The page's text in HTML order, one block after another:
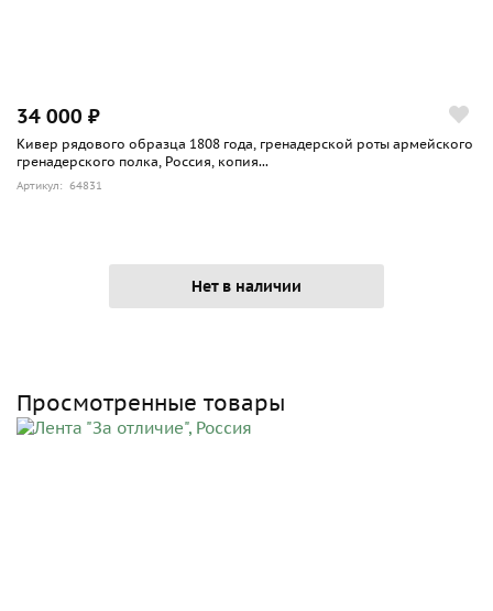
34 000 ₽
Кивер рядового образца 1808 года, гренадерской роты армейского
гренадерского полка, Россия, копия...
Артикул: 64831
Нет в наличии
Просмотренные товары